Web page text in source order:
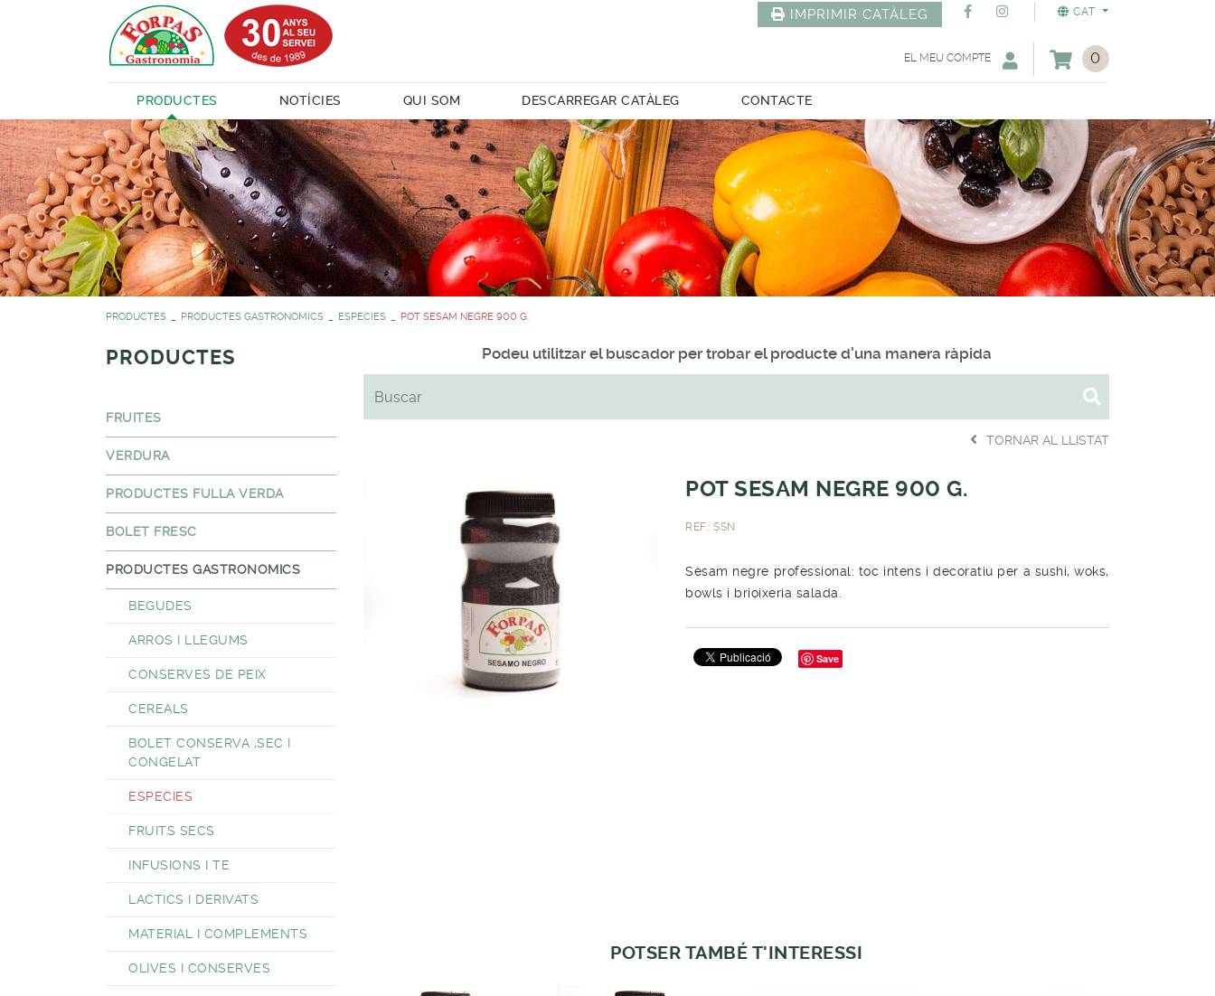
CAT
IMPRIMIR CATÀLEG
0
EL MEU COMPTE
PRODUCTES NOTÍCIES QUI SOM DESCARREGAR CATÀLEG CONTACTE
PRODUCTES PRODUCTES GASTRONOMICS ESPECIES POT SESAM NEGRE 900 G.
PRODUCTES
FRUITES
VERDURA
PRODUCTES FULLA VERDA
BOLET FRESC
PRODUCTES GASTRONOMICS
BEGUDES
ARROS I LLEGUMS
CONSERVES DE PEIX
CEREALS
BOLET CONSERVA ,SEC I
CONGELAT
ESPECIES
FRUITS SECS
INFUSIONS I TE
LACTICS I DERIVATS
MATERIAL I COMPLEMENTS
OLIVES I CONSERVES
Podeu utilitzar el buscador per trobar el producte d'una manera ràpida
TORNAR AL LLISTAT
POT SESAM NEGRE 900 G.
REF.: SSN
Sèsam negre professional: toc intens i decoratiu per a sushi, woks,
bowls i brioixeria salada.
Save
POTSER TAMBÉ T'INTERESSI